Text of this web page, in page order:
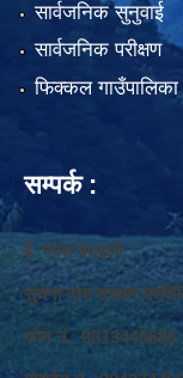
सार्वजनिक सुनुवाई
सार्वजनिक परीक्षण
फिक्कल
सम्पर्क :
ई. नरेश बराइली
सुचना तथा सञ्‍चार
फोन नं. 9813445685